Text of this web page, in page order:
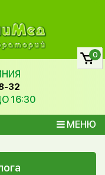
32
16:30
МЕНЮ
0